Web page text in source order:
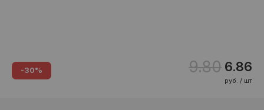
-30% 9.80 6.86
руб. / шт